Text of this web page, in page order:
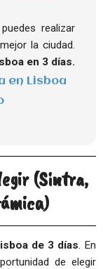
realizar
la ciudad.
en 3 días.
en Lisboa
(Sintra,
de 3 días. En
de elegir